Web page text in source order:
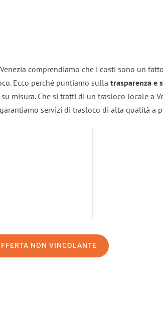
comprendiamo che i costi sono un
Ecco perché puntiamo sulla trasparenza e
misura. Che si tratti di un trasloco locale a
servizi di trasloco di alta qualità a
NON VINCOLANTE